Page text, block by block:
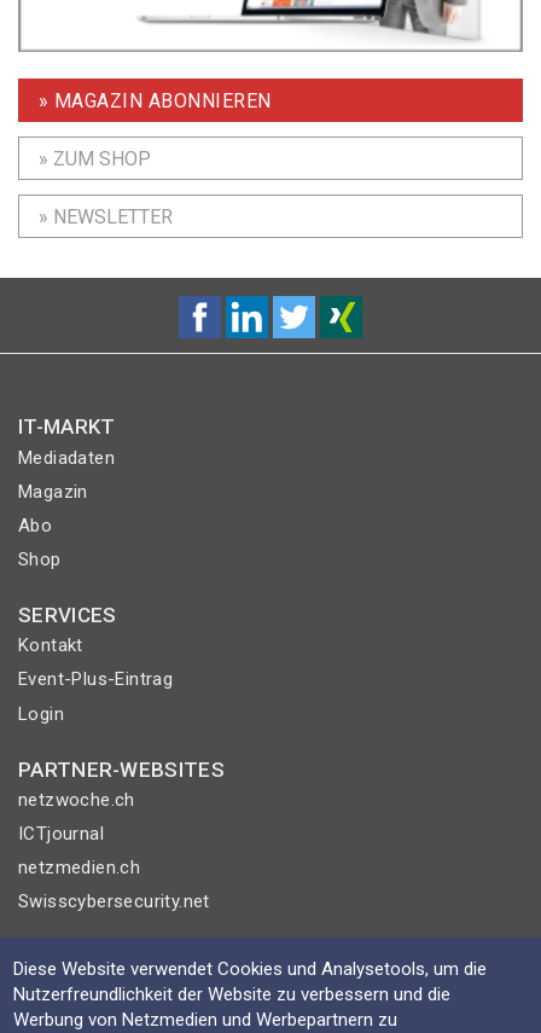
» MAGAZIN ABONNIEREN
» ZUM SHOP
» NEWSLETTER
IT-MARKT
Mediadaten
Magazin
Abo
Shop
SERVICES
Kontakt
Event-Plus-Eintrag
Login
PARTNER-WEBSITES
netzwoche.ch
ICTjournal
netzmedien.ch
Swisscybersecurity.net
© NETZMEDIEN AG 2026
Impressum
AGB
Diese Website verwendet Cookies und Analysetools, um die
Nutzerfreundlichkeit der Website zu verbessern und die
Werbung von Netzmedien und Werbepartnern zu